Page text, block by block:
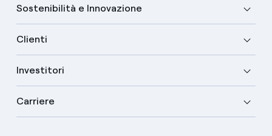
Sostenibilità e Innovazione
Clienti
Investitori
Carriere